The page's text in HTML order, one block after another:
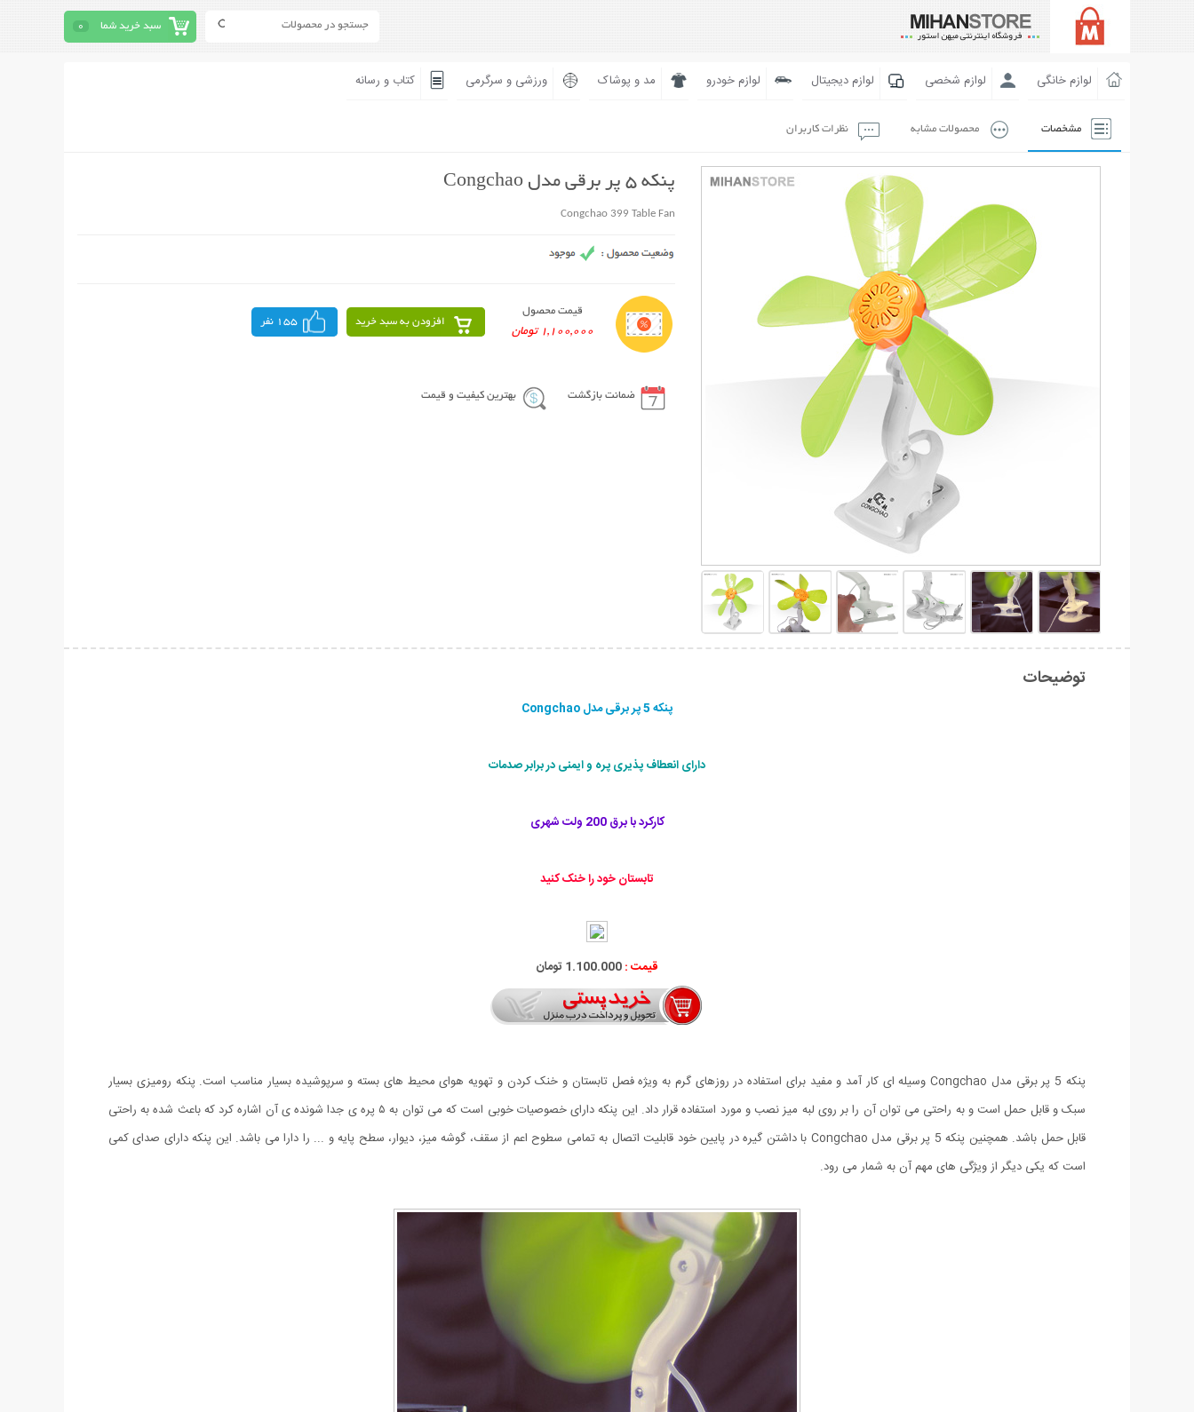
سبد خرید شما 0
لوازم خانگی لوازم شخصی لوازم دیجیتال لوازم خودرو مد و پوشاک ورزشی و سرگرمی کتاب و رسانه
مشخصات محصولات مشابه نظرات کاربران
پنکه 5 پر برقی مدل Congchao
Congchao 399 Table Fan
قیمت محصول
1,100,000 تومان
افزودن به سبد خرید 155 نفر
ضمانت بازگشت بهترین کیفیت و قیمت
توضیحات
پنکه 5 پر برقی مدل Congchao
دارای انعطاف پذیری پره و ایمنی در برابر صدمات
کارکرد با برق 200 ولت شهری
تابستان خود را خنک کنید
قیمت :1.100.000 تومان
پنکه 5 پر برقی مدل Congchao وسیله ای کار آمد و مفید برای استفاده در روزهای گرم به ویژه فصل تابستان و خنک کردن و تهویه هوای محیط های بسته و سرپوشیده بسیار مناسب است. پنکه رومیزی بسیار
سبک و قابل حمل است و به راحتی می توان آن را بر روی لبه میز نصب و مورد استفاده قرار داد. این پنکه دارای خصوصیات خوبی است که می توان به ۵ پره ی جدا شونده ی آن اشاره کرد که باعث شده به راحتی
قابل حمل باشد. همچنین پنکه 5 پر برقی مدل Congchao با داشتن گیره در پایین خود قابلیت اتصال به تمامی سطوح اعم از سقف، گوشه میز، دیوار، سطح پایه و ... را دارا می باشد. این پنکه دارای صدای کمی
است که یکی دیگر از ویژگی های مهم آن به شمار می رود.